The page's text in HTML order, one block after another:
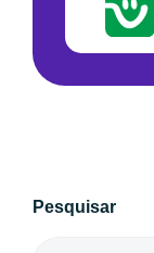
Pesquisar